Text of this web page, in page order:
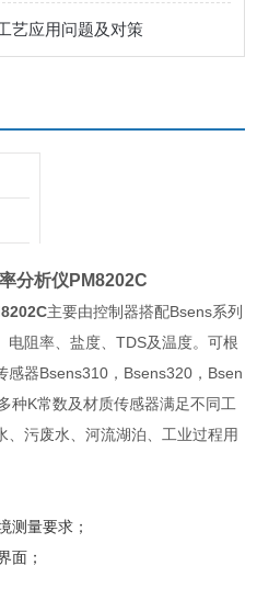
艺应用问题及对策
分析仪 PM8202C
主要由控制器搭配Bsens系列
电阻率、盐度、TDS及温度。可根
感器Bsens310，Bsens320，Bsen
种K常数及材质传感器满足不同工
污废水、河流湖泊、工业过程用
测量要求；
面；